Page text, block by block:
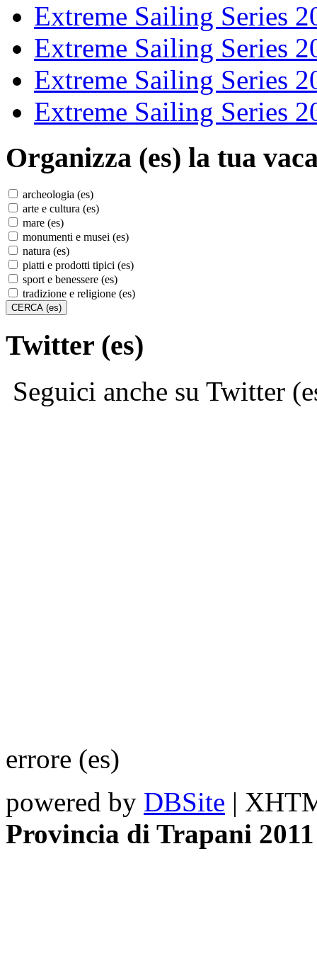
Extreme Sailing Series
Extreme Sailing Series
Extreme Sailing Series
Extreme Sailing Series
Organizza (es) la tua
archeologia (es)
arte e cultura (es)
mare (es)
monumenti e musei (es)
natura (es)
piatti e prodotti tipici (es)
sport e benessere (es)
tradizione e religione (es)
Twitter (es)
Seguici anche su Twitter
errore (es)
powered by DBSite |
Provincia di Trapani 2011